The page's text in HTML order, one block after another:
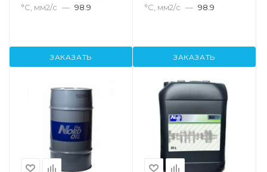
°С, мм2/с — 98.9
ЗАКАЗАТЬ
°С, мм2/с — 98.9
ЗАКАЗАТЬ